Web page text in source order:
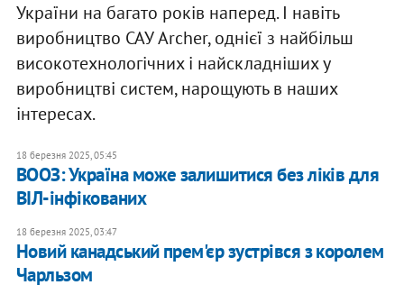
України на багато років наперед. І навіть
виробництво САУ Archer, однієї з найбільш
високотехнологічних і найскладніших у
виробництві систем, нарощують в наших
інтересах.
18 березня 2025, 05:45
ВООЗ: Україна може залишитися без ліків для
ВІЛ-інфікованих
18 березня 2025, 03:47
Новий канадський прем'єр зустрівся з королем
Чарльзом